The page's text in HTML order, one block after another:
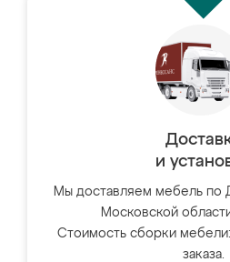
и
Мы доставляем мебель по
Московской
Стоимость сборки
заказа.